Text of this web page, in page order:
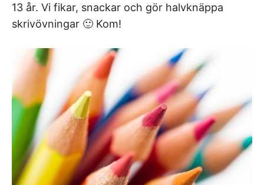
13 år. Vi fikar, snackar och gör halvknäppa
skrivövningar 🙂 Kom!